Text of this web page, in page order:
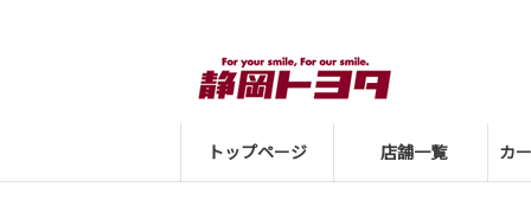
トップページ 店舗一覧 カ